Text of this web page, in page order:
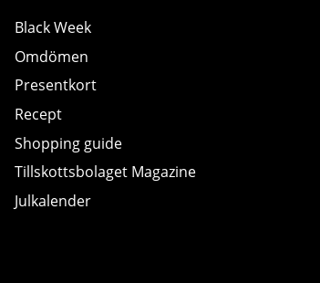
Black Week
Omdömen
Presentkort
Recept
Shopping guide
Tillskottsbolaget Magazine
Julkalender